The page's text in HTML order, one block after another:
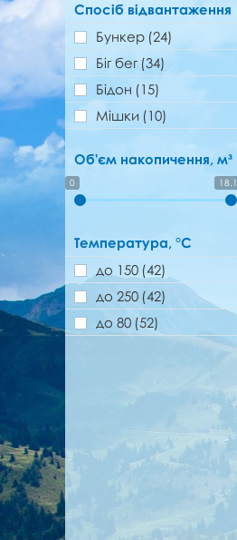
Спосіб відвантаження
Бункер (24)
Біг бег (34)
Бідон (15)
Мішки (10)
Об'єм накопичення, м³
0 18.1
Температура, °C
до 150 (42)
до 250 (42)
до 80 (52)